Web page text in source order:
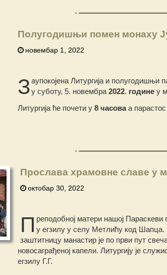
Полугодишњи помен монаху
новембар 1, 2022
Заупокојена Литургија и
у суботу, 5. новембра 2022. године у
Литургија ће почети у 8 часоваа
Прослава храмовне славе у
октобар 30, 2022
П реподобној матери нашој Параскеви
у егзилу у селу Метлићу код Шапца.
заштитницу манастир је по први пут
новосаграђеној капели. Литургију је
егзилу Г.Г.